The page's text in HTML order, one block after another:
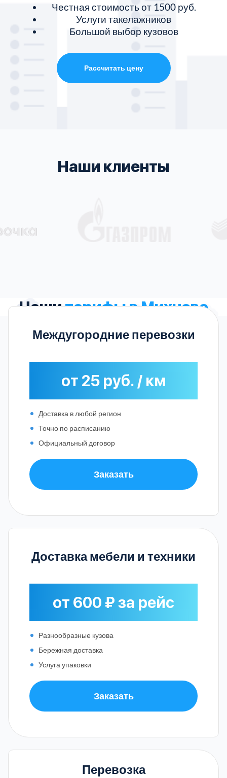
Честная стоимость от 1500 руб.
Услуги такелажников
Большой выбор кузовов
Рассчитать цену
Наши клиенты
Нашитарифы в Михнево
Междугородние перевозки
от 25 руб. / км
Доставка в любой регион
Точно по расписанию
Официальный договор
Заказать
Доставка мебели и техники
от 600 ₽ за рейс
Разнообразные кузова
Бережная доставка
Услуга упаковки
Заказать
Перевозка